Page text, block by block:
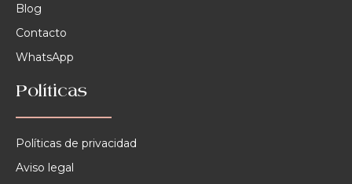
Blog
Contacto
WhatsApp
Políticas
Políticas de privacidad
Aviso legal